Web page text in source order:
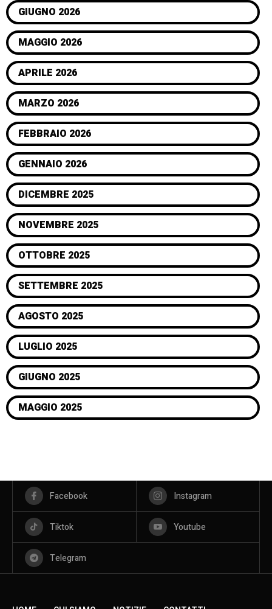
GIUGNO 2026
MAGGIO 2026
APRILE 2026
MARZO 2026
FEBBRAIO 2026
GENNAIO 2026
DICEMBRE 2025
NOVEMBRE 2025
OTTOBRE 2025
SETTEMBRE 2025
AGOSTO 2025
LUGLIO 2025
GIUGNO 2025
MAGGIO 2025
Facebook Instagram
Tiktok Youtube
Telegram